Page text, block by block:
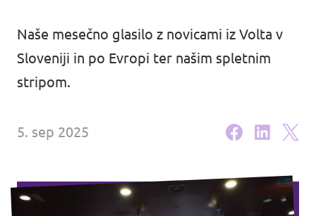
Volt Slovenija je uradno
ustanovljen kot politična stranka v
Sloveniji!
O Voltu
Ljudje
Naše mesečno glasilo z novicami iz Volta v
Sloveniji in po Evropi ter našim spletnim
stripom.
5. sep 2025